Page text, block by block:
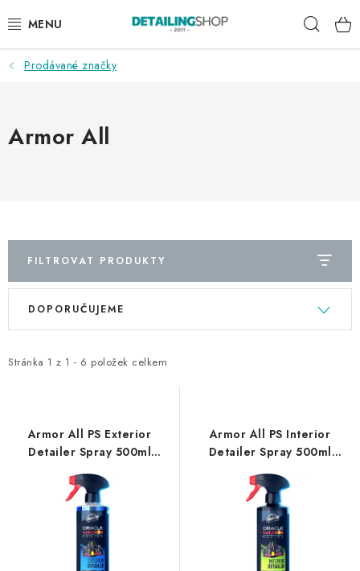
na
AKCE
PŘÍSLUŠENSTVÍ
DÁRKOVÉ SADY A POUKAZY
NAŠE SLUŽBY
PRODÁVANÉ ZNAČKY
Věrnostní program
Všeobecné obchodní podmínky
Podmínky ochrany osobních údajů
Mapa serveru
Prodávané značky
Armor All
FILTROVAT PRODUKTY
V
i
Stránka 1 z 1 - 6 položek celkem
Ř
e
DOPORUČUJEME
Armor All PS Exterior
Detailer Spray 500ml
Armor All PS Interior
Detailer Spray 500ml